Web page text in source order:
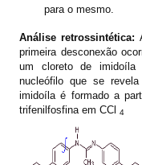
para o mesmo.
Análise retrossintética:
primeira desconexão
um cloreto de imidoíla
nucleófilo que se
imidoíla é formado a
trifenilfosfina em CCl
4